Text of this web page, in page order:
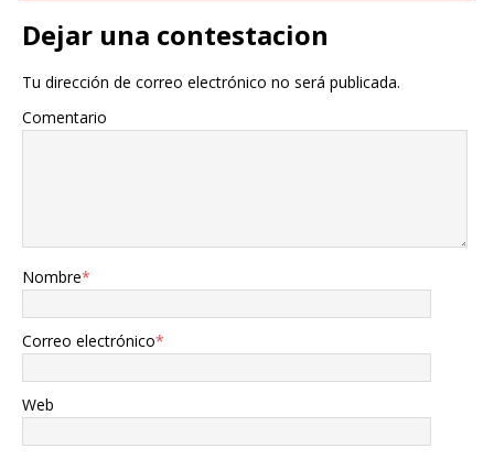
Dejar una contestacion
Tu dirección de correo electrónico no será publicada.
Comentario
Nombre*
Correo electrónico*
Web